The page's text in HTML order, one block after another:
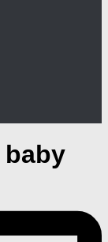
baby